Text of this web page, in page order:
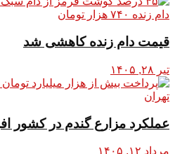
قیمت دام زنده کاهشی شد
تیر ۲۸, ۱۴۰۵
عملکرد مزارع گندم در کشور
مرداد ۱۲, ۱۴۰۵